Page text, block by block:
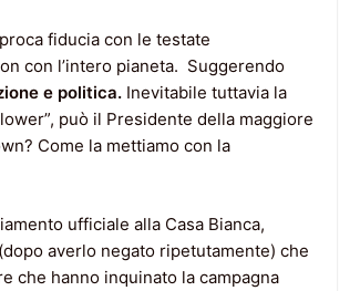
fiducia con le testate
con l’intero pianeta. Suggerendo
e politica. Inevitabile tuttavia la
può il Presidente della maggiore
Come la mettiamo con la
ufficiale alla Casa Bianca,
(dopo averlo negato ripetutamente) che
che hanno inquinato la campagna